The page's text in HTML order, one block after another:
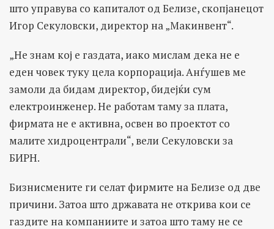
што управува со капиталот од Белизе, скопјанецот
Игор Секуловски, директор на „Макинвент“.
„Не знам кој е газдата, иако мислам дека не е
еден човек туку цела корпорација. Анѓушев ме
замоли да бидам директор, бидејќи сум
електроинженер. Не работам таму за плата,
фирмата не е активна, освен во проектот со
малите хидроцентрали“, вели Секуловски за
БИРН.
Бизнисмените ги селат фирмите на Белизе од две
причини. Затоа што државата не открива кои се
газдите на компаниите и затоа што таму не се